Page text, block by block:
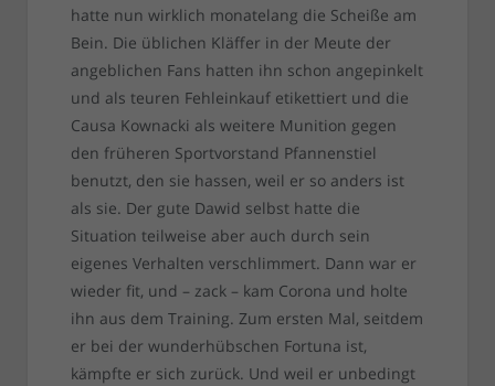
hatte nun wirklich monatelang die Scheiße am
Bein. Die üblichen Kläffer in der Meute der
angeblichen Fans hatten ihn schon angepinkelt
und als teuren Fehleinkauf etikettiert und die
Causa Kownacki als weitere Munition gegen
den früheren Sportvorstand Pfannenstiel
benutzt, den sie hassen, weil er so anders ist
als sie. Der gute Dawid selbst hatte die
Situation teilweise aber auch durch sein
eigenes Verhalten verschlimmert. Dann war er
wieder fit, und – zack – kam Corona und holte
ihn aus dem Training. Zum ersten Mal, seitdem
er bei der wunderhübschen Fortuna ist,
kämpfte er sich zurück. Und weil er unbedingt